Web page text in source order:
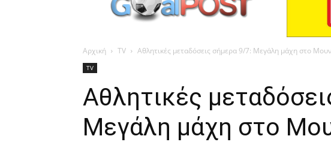
Αρχική TV Αθλητικές μεταδόσεις σήμερα 9/7: Μεγάλη μάχη στο
TV
Αθλητικές
Μεγάλη μάχη στο